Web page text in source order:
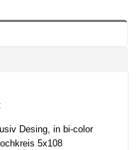
Desing, in bi-color
5x108